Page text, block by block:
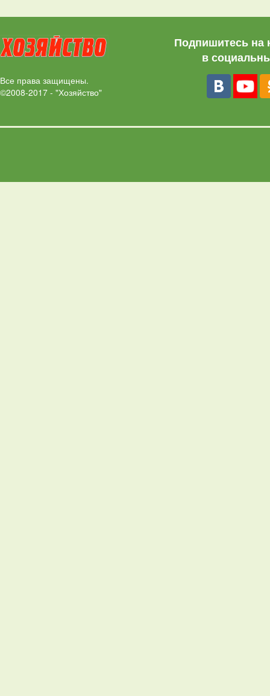
Все права защищены.
©2008-2017 - "Хозяйство"
Подпишитесь на
в